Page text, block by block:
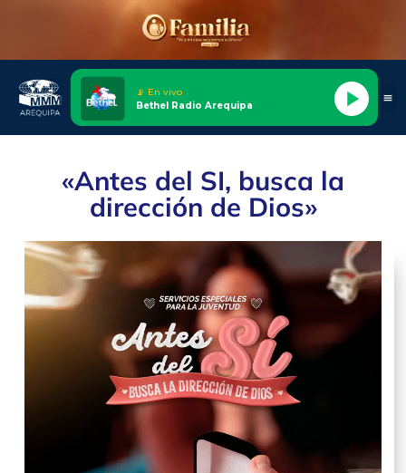
📡 En vivo
Bethel Radio Arequipa
«Antes del SI, busca la
dirección de Dios»